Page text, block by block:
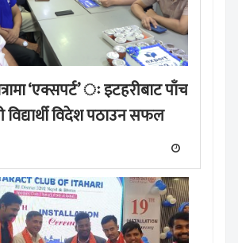
‘एक्सपर्ट’ ः इटहरीबाट पाँच
विदेश पठाउन सफल